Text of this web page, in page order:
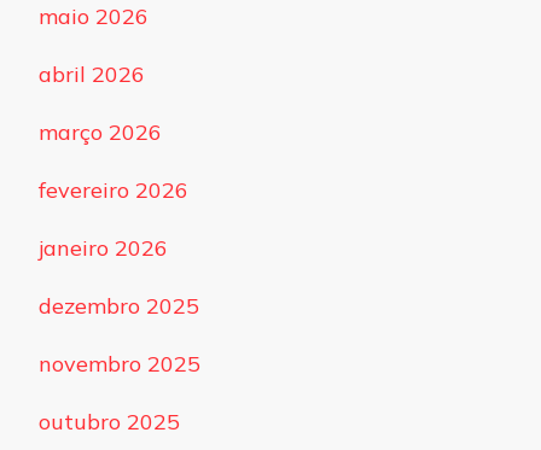
maio 2026
abril 2026
março 2026
fevereiro 2026
janeiro 2026
dezembro 2025
novembro 2025
outubro 2025